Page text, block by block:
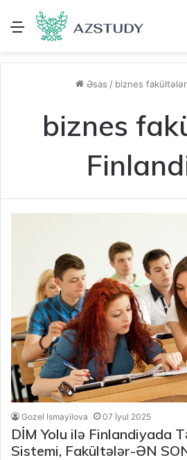
Menu
Əsas / biznes
biznes
Gozel Ismayilova 07 İyul 2025
DİM Yolu ilə Finlandiyada
Sistemi, Fakültələr-ƏN